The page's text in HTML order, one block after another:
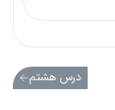
درس هشتم